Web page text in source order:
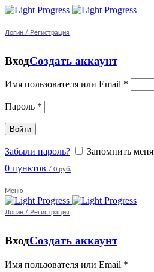
Логин / Регистрация
ВходСоздать аккаунт
Имя пользователя или Email *
Пароль *
Войти
Забыли пароль?
Запомнить меня
0 пунктов / 0 руб.
Меню
Логин / Регистрация
ВходСоздать аккаунт
Имя пользователя или Email *